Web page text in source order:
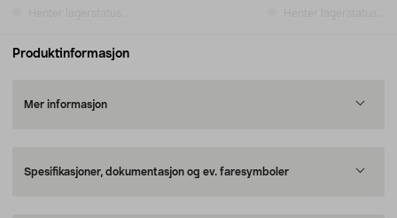
Produktinformasjon
Mer informasjon
Spesifikasjoner, dokumentasjon og ev. faresymboler